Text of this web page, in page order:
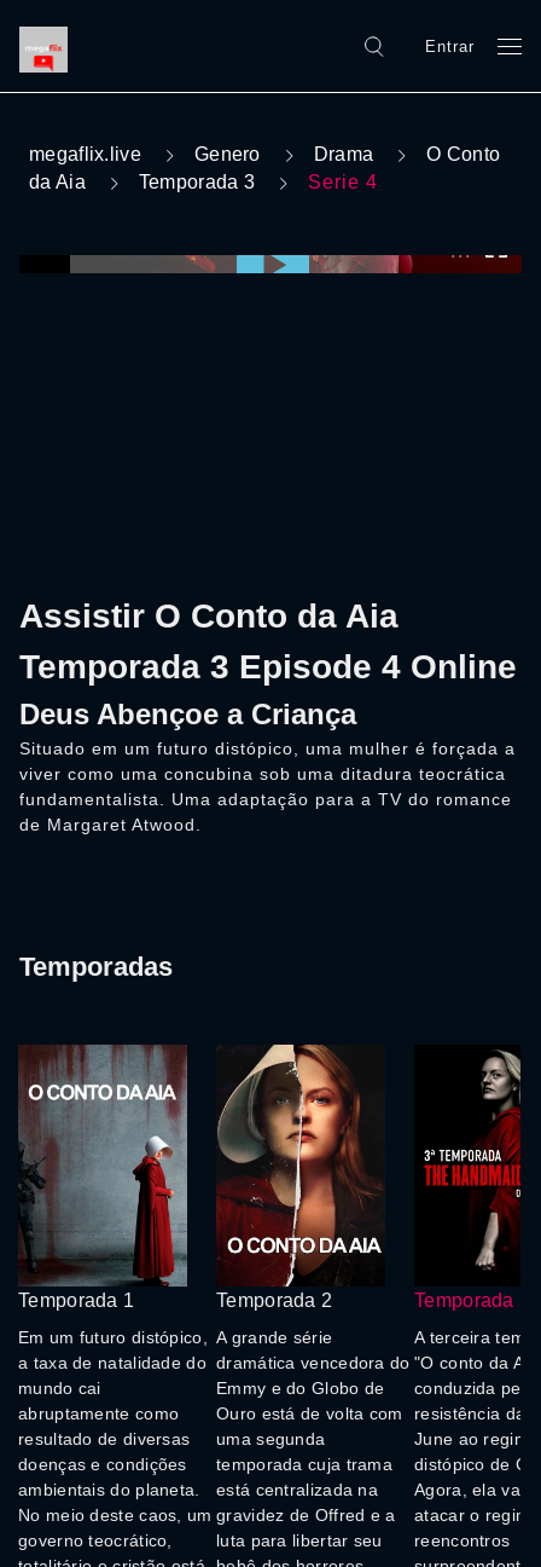
Entrar
megaflix.live Genero Drama
O Conto
da Aia
Temporada 3 Serie 4
Assistir O Conto da Aia
Temporada 3 Episode 4 Online
Deus Abençoe a Criança
Situado em um futuro distópico, uma mulher é forçada a
viver como uma concubina sob uma ditadura teocrática
fundamentalista. Uma adaptação para a TV do romance
de Margaret Atwood.
Temporadas
Temporada 1
Em um futuro distópico,
a taxa de natalidade do
mundo cai
abruptamente como
resultado de diversas
doenças e condições
ambientais do planeta.
No meio deste caos, um
governo teocrático,
Temporada 2
A grande série
dramática vencedora do
Emmy e do Globo de
Ouro está de volta com
uma segunda
temporada cuja trama
está centralizada na
gravidez de Offred e a
luta para libertar seu
Temporada 3
A terceira
"O conto da
conduzida pela
resistência da
June ao regime
distópico de
Agora, ela vai
atacar o
reencontros